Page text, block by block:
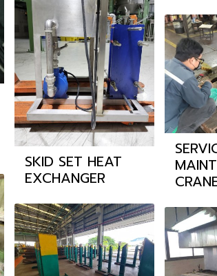
SKID SET HEAT
EXCHANGER